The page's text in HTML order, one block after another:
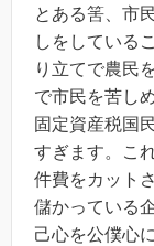
とある筈、市
しをしている
り立てで農民
で市民を苦し
固定資産税国
すぎます。こ
件費をカット
儲かっている
己心を公僕心